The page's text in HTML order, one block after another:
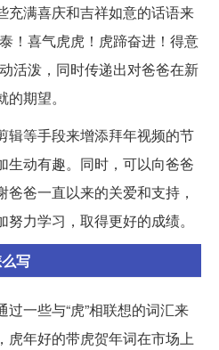
充满喜庆和吉祥如意的话语来
！喜气虎虎！虎蹄奋进！得意
活泼，同时传递出对爸爸在新
期望。
辑等手段来增添拜年视频的节
生动有趣。同时，可以向爸爸
爸一直以来的关爱和支持，
力学习，取得更好的成绩。
写
一些与“虎”相联想的词汇来
虎年好的带虎贺年词在市场上